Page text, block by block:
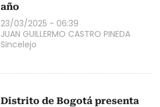
año
23/03/2025 - 06:39
JUAN GUILLERMO CASTRO PINEDA
Sincelejo
Distrito de Bogotá presenta